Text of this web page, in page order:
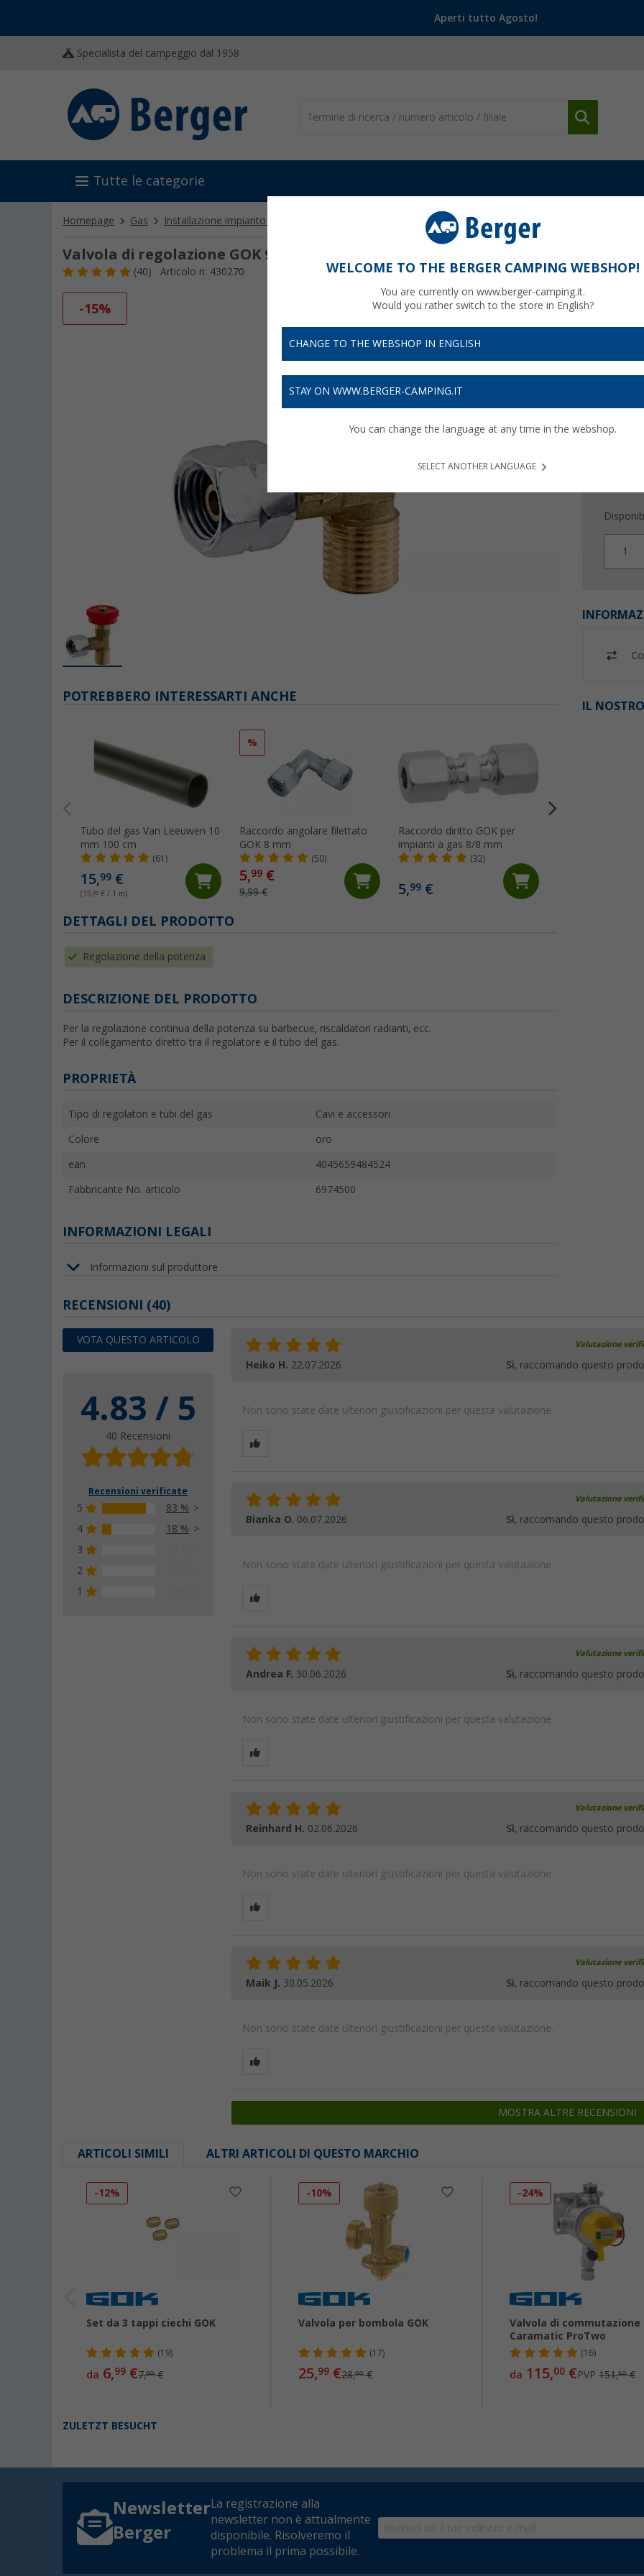
Aperti tutto Agosto!
Specialista del campeggio dal 1958
Tutte le categorie
Homepage Gas Installazione impianto gas Valvola di regolazione GOK 90°
Valvola di regolazione GOK 90°
(40) Articolo n: 430270
-15%
10,
Prezzi IVA
1
IL
POTREBBERO INTERESSARTI ANCHE
Tubo del gas Van Leeuwen 10
mm 100 cm
(61)
15,99 €
(15,99 € / 1 m)
%
Raccordo angolare filettato
GOK 8 mm
(50)
5,99 €
9,99 €
Raccordo diritto GOK per
impianti a gas 8/8 mm
(32)
5,99 €
DETTAGLI DEL PRODOTTO
Regolazione della potenza
DESCRIZIONE DEL PRODOTTO
Per la regolazione continua della potenza su barbecue, riscaldatori radianti, ecc.
Per il collegamento diretto tra il regolatore e il tubo del gas.
PROPRIETÀ
Tipo di regolatori e tubi del gas Cavi e accessori
Colore oro
ean 4045659484524
Fabbricante No. articolo 6974500
INFORMAZIONI LEGALI
Informazioni sul produttore
RECENSIONI (40)
VOTA QUESTO ARTICOLO
4.83 / 5
40 Recensioni
Recensioni verificate
5
83 %
4
18 %
3
2
1
Valutazione
Heiko H. 22.07.2026 Sì, raccomando questo
Non sono state date ulteriori giustificazioni per questa valutazione.
Valutazione
Bianka O. 06.07.2026 Sì, raccomando questo
Non sono state date ulteriori giustificazioni per questa valutazione.
Valutazione
Andrea F. 30.06.2026 Sì, raccomando questo
Non sono state date ulteriori giustificazioni per questa valutazione.
Valutazione
Reinhard H. 02.06.2026 Sì, raccomando questo
Non sono state date ulteriori giustificazioni per questa valutazione.
Valutazione
Maik J. 30.05.2026 Sì, raccomando questo
Non sono state date ulteriori giustificazioni per questa valutazione.
MOSTRA ALTRE RECENSIONI
ARTICOLI SIMILI ALTRI ARTICOLI DI QUESTO MARCHIO
-12%
Set da 3 tappi ciechi GOK
(19)
da 6,99 €7,99€
-10%
Valvola per bombola GOK
(17)
25,99€28,99€
-24%
Valvola di commutazione
Caramatic ProTwo
(16)
da 115,00 €PVP151,50€
ZULETZT BESUCHT
Newsletter
Berger
La registrazione alla
newsletter non è attualmente
disponibile. Risolveremo il
problema il prima possibile.
WELCOME TO THE BERGER CAMPING WEBSHOP!
You are currently on www.berger-camping.it.
Would you rather switch to the store in English?
CHANGE TO THE WEBSHOP IN ENGLISH
STAY ON WWW.BERGER-CAMPING.IT
You can change the language at any time in the webshop.
SELECT ANOTHER LANGUAGE